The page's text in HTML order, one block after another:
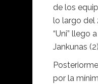
de los
lo largo del
“Uni” llego
Jankunas
por la